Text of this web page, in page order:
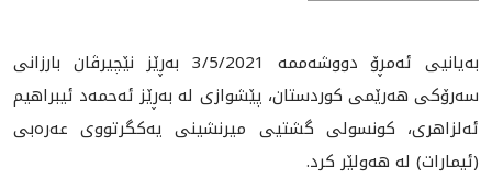
به‌یانیی ئه‌مڕۆ دووشه‌ممه‌ 3/5/2021 به‌ڕێز نێچیرڤان بارزانی
سه‌رۆكی هه‌رێمی كوردستان، پێشوازی له‌ به‌ڕێز ئه‌حمه‌د ئیبراهیم
ئه‌لزاهری، كونسولى گشتیی میرنشینی یه‌كگرتووی عه‌ره‌بی
(ئیمارات) له‌ هه‌ولێر كرد.